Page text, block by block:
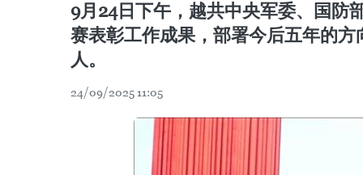
9月24日下午，越共中央军委、国防
赛表彰工作成果，部署今后五年的
人。
24/09/2025 11:05